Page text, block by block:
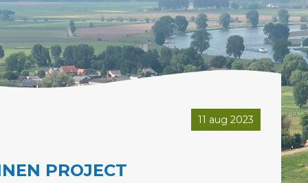
PROJECT
11 aug 2023